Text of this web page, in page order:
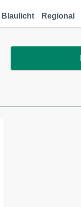
Blaulicht Regional